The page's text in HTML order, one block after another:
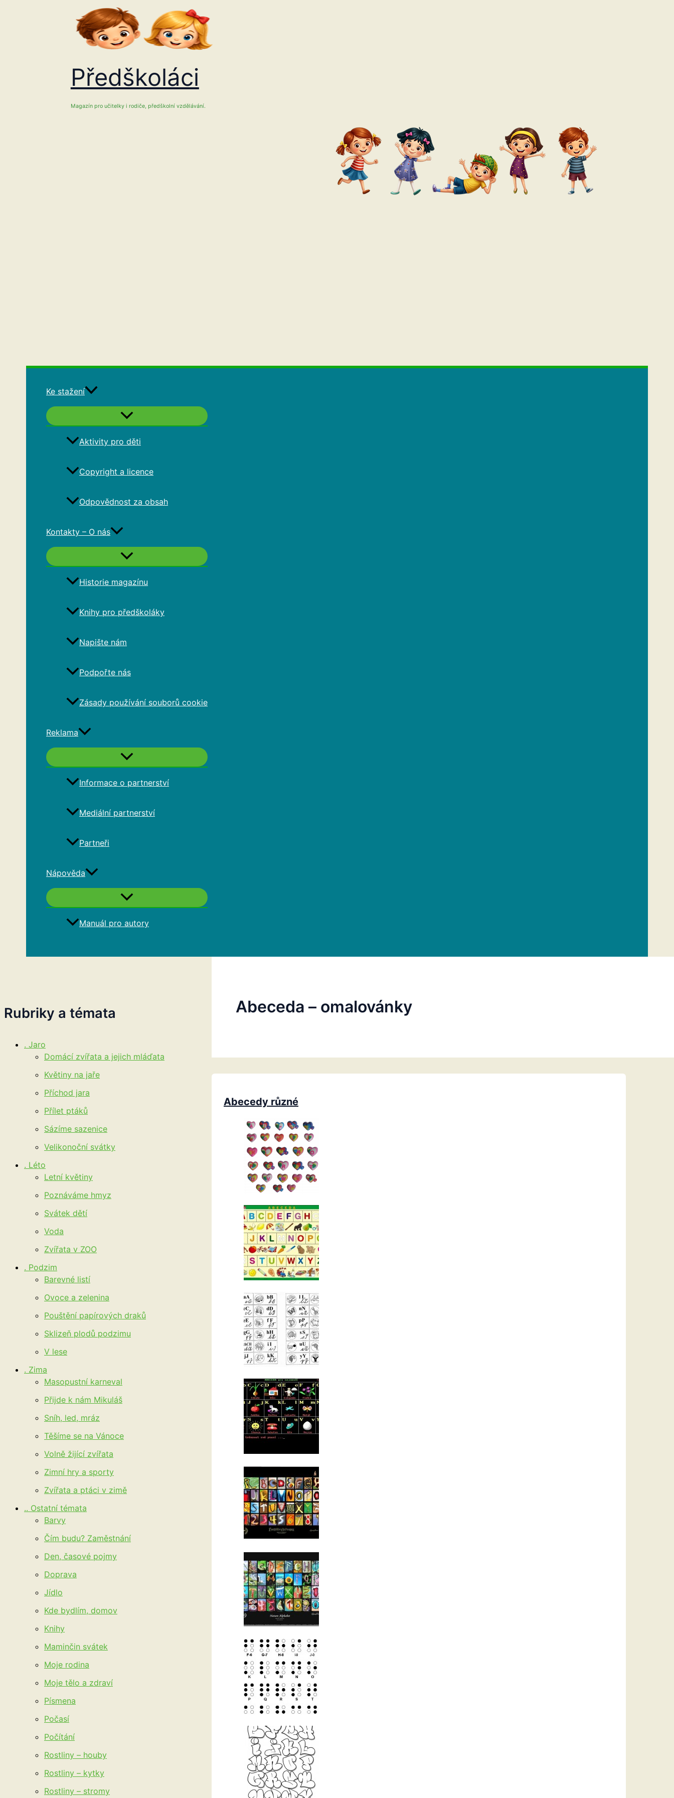
Předškoláci
Magazín pro učitelky i rodiče, předškolní vzdělávání.
Ke stažení
Aktivity pro děti
Copyright a licence
Odpovědnost za obsah
Kontakty – O nás
Historie magazínu
Knihy pro předškoláky
Napište nám
Podpořte nás
Zásady používání souborů cookie
Reklama
Informace o partnerství
Mediální partnerství
Partneři
Nápověda
Manuál pro autory
Rubriky a témata
. Jaro
Domácí zvířata a jejich mláďata
Květiny na jaře
Příchod jara
Přílet ptáků
Sázíme sazenice
Velikonoční svátky
. Léto
Letní květiny
Poznáváme hmyz
Svátek dětí
Voda
Zvířata v ZOO
. Podzim
Barevné listí
Ovoce a zelenina
Pouštění papírových draků
Sklizeň plodů podzimu
V lese
. Zima
Masopustní karneval
Přijde k nám Mikuláš
Sníh, led, mráz
Těšíme se na Vánoce
Volně žijící zvířata
Zimní hry a sporty
Zvířata a ptáci v zimě
.. Ostatní témata
Barvy
Čím budu? Zaměstnání
Den, časové pojmy
Doprava
Jídlo
Kde bydlím, domov
Knihy
Maminčin svátek
Moje rodina
Moje tělo a zdraví
Písmena
Počasí
Počítání
Rostliny – houby
Rostliny – kytky
Rostliny – stromy
Abeceda – omalovánky
Abecedy různé